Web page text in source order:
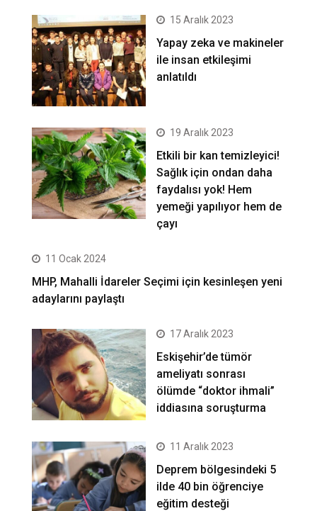
15 Aralık 2023
Yapay zeka ve makineler
ile insan etkileşimi
anlatıldı
19 Aralık 2023
Etkili bir kan temizleyici!
Sağlık için ondan daha
faydalısı yok! Hem
yemeği yapılıyor hem de
çayı
11 Ocak 2024
MHP, Mahalli İdareler Seçimi için kesinleşen yeni
adaylarını paylaştı
17 Aralık 2023
Eskişehir’de tümör
ameliyatı sonrası
ölümde “doktor ihmali”
iddiasına soruşturma
11 Aralık 2023
Deprem bölgesindeki 5
ilde 40 bin öğrenciye
eğitim desteği